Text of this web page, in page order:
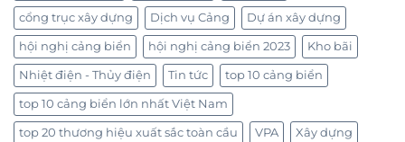
cổng trục xây dựng Dịch vụ Cảng Dự án xây dựng
hội nghị cảng biển hội nghị cảng biển 2023 Kho bãi
Nhiệt điện - Thủy điện Tin tức top 10 cảng biển
top 10 cảng biển lớn nhất Việt Nam
top 20 thương hiệu xuất sắc toàn cầu VPA Xây dựng